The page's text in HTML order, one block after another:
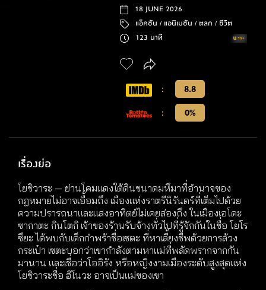
18 JUNE 2026
แอ็คชัน / แอนิเมชัน / ตลก /ชีวิต
123 นาที
:
8.8
:
0%
เรื่องย่อ
โยชิวาระ — ย่านโคมแดงใต้ดินขนาดมหึมาที่อำนาจของ
กฎหมายไม่อาจเอื้อมถึง เมืองแห่งราตรีนิรันดร์ที่เต็มไปด้วย
ความปรารถนาและแสงอาทิตย์ไม่เคยส่องถึง ในเมืองเอโดะ
ซากาตะ กินโตกิ เจ้าของร้านรับจ้างทั่วไปที่รู้จักกันในชื่อ โยโร
ซึยะ ได้พบกับเด็กกำพร้าชื่อเซตะ ที่หาเลี้ยงชีพด้วยการล้วง
กระเป๋า เซตะบอกว่าเขากำลังตามหาแม่ที่พลัดพรากจากกัน
มานาน และเชื่อว่าโออิรัง หรือหญิงงามเมืองระดับสูงสุดแห่ง
โยชิวาระชื่อ ฮิโนวะ อาจเป็นแม่ของเขา